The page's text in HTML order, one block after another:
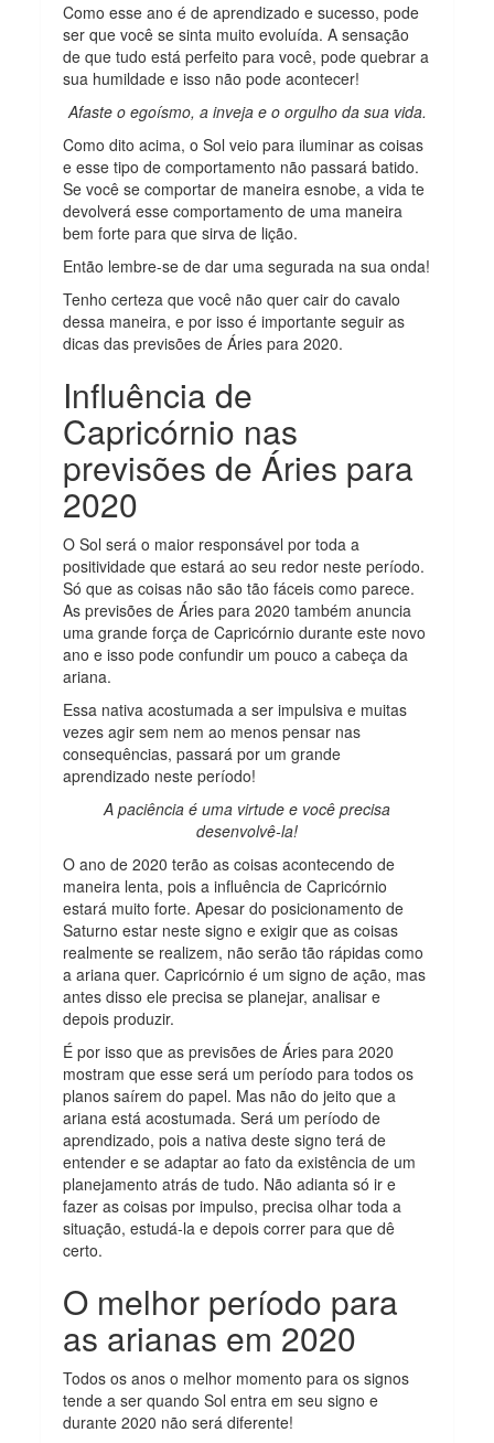
Como esse ano é de aprendizado e sucesso, pode
ser que você se sinta muito evoluída. A sensação
de que tudo está perfeito para você, pode quebrar a
sua humildade e isso não pode acontecer!
Afaste o egoísmo, a inveja e o orgulho da sua vida.
Como dito acima, o Sol veio para iluminar as coisas
e esse tipo de comportamento não passará batido.
Se você se comportar de maneira esnobe, a vida te
devolverá esse comportamento de uma maneira
bem forte para que sirva de lição.
Então lembre-se de dar uma segurada na sua onda!
Tenho certeza que você não quer cair do cavalo
dessa maneira, e por isso é importante seguir as
dicas das previsões de Áries para 2020.
Influência de
Capricórnio nas
previsões de Áries para
2020
O Sol será o maior responsável por toda a
positividade que estará ao seu redor neste período.
Só que as coisas não são tão fáceis como parece.
As previsões de Áries para 2020 também anuncia
uma grande força de Capricórnio durante este novo
ano e isso pode confundir um pouco a cabeça da
ariana.
Essa nativa acostumada a ser impulsiva e muitas
vezes agir sem nem ao menos pensar nas
consequências, passará por um grande
aprendizado neste período!
A paciência é uma virtude e você precisa
desenvolvê-la!
O ano de 2020 terão as coisas acontecendo de
maneira lenta, pois a influência de Capricórnio
estará muito forte. Apesar do posicionamento de
Saturno estar neste signo e exigir que as coisas
realmente se realizem, não serão tão rápidas como
a ariana quer. Capricórnio é um signo de ação, mas
antes disso ele precisa se planejar, analisar e
depois produzir.
É por isso que as previsões de Áries para 2020
mostram que esse será um período para todos os
planos saírem do papel. Mas não do jeito que a
ariana está acostumada. Será um período de
aprendizado, pois a nativa deste signo terá de
entender e se adaptar ao fato da existência de um
planejamento atrás de tudo. Não adianta só ir e
fazer as coisas por impulso, precisa olhar toda a
situação, estudá-la e depois correr para que dê
certo.
O melhor período para
as arianas em 2020
Todos os anos o melhor momento para os signos
tende a ser quando Sol entra em seu signo e
durante 2020 não será diferente!